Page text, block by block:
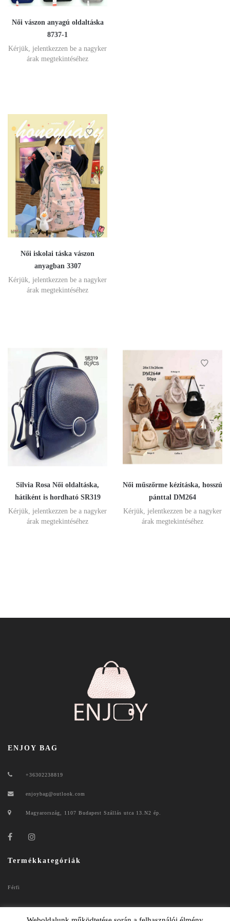
Női vászon anyagú oldaltáska
8737-1
Kérjük, jelentkezzen be a nagyker
árak megtekintéséhez
Női iskolai táska vászon
anyagban 3307
Kérjük, jelentkezzen be a nagyker
árak megtekintéséhez
Silvia Rosa Női oldaltáska,
hátiként is hordható SR319
Kérjük, jelentkezzen be a nagyker
árak megtekintéséhez
Női műszőrme kézitáska, hosszú
pánttal DM264
Kérjük, jelentkezzen be a nagyker
árak megtekintéséhez
ENJOY BAG
+36302238819
enjoybag@outlook.com
Magyarország, 1107 Budapest Szállás utca 13.N2 ép.
Termékkategóriák
Férfi